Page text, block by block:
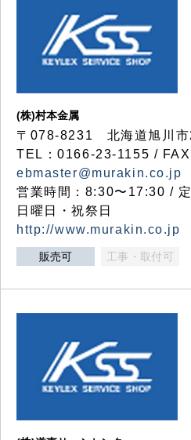
(株)村本金属
〒078-8231 北海道旭川市
TEL：0166-23-1155 /
ebmaster@murakin.co.jp
営業時間：8:30〜17:30 / 定
日曜日・祝祭日
http://www.murakin.co.jp
販売可 工事・取付可